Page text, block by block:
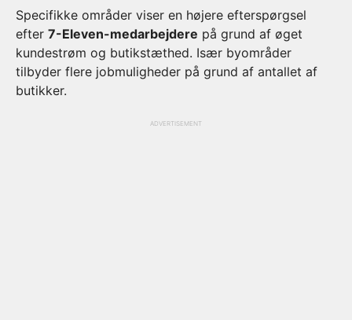
Specifikke områder viser en højere efterspørgsel
efter 7-Eleven-medarbejdere på grund af øget
kundestrøm og butikstæthed. Især byområder
tilbyder flere jobmuligheder på grund af antallet af
butikker.
ADVERTISEMENT